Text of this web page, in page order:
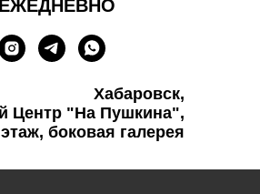
ЕЖЕДНЕВНО
Хабаровск,
Центр "На Пушкина",
боковая галерея